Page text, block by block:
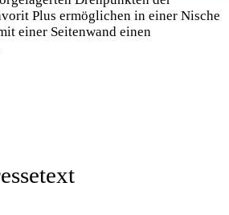
Plus ermöglichen in einer Nische
einer Seitenwand einen